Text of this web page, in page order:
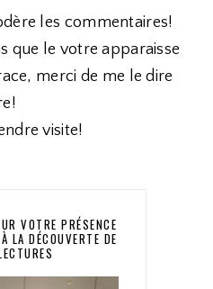
les commentaires!
que le votre apparaisse
merci de me le dire
visite!
VOTRE PRÉSENCE
LA DÉCOUVERTE DE